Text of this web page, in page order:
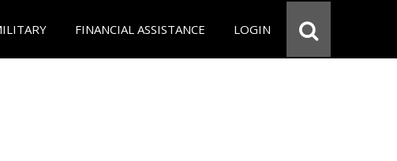
FINANCIAL ASSISTANCE LOGIN